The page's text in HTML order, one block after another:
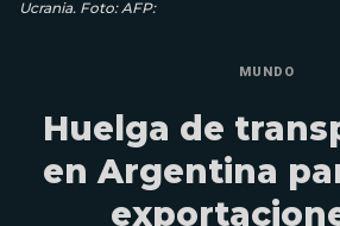
Ucrania. Foto: AFP:
MUNDO
Huelga de
en Argentina